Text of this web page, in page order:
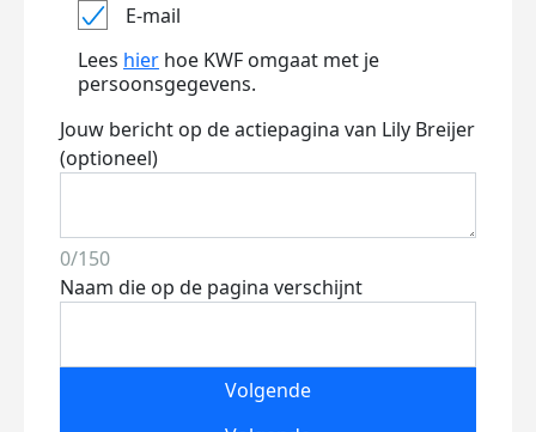
E-mail
Lees hier hoe KWF omgaat met je
persoonsgegevens.
Jouw bericht op de actiepagina van Lily Breijer
(optioneel)
0/150
Naam die op de pagina verschijnt
Volgende